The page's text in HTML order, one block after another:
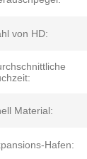
von HD:
Material:
Hafen: